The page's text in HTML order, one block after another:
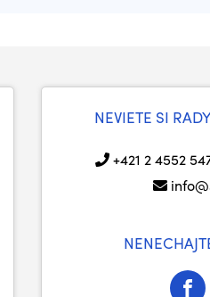
NEVIETE SI
+421 2 4552